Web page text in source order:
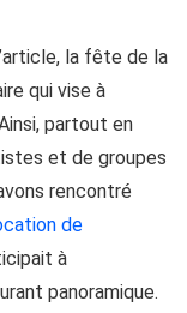
la fête de la
qui vise à
partout en
et de groupes
rencontré
de
à
panoramique.